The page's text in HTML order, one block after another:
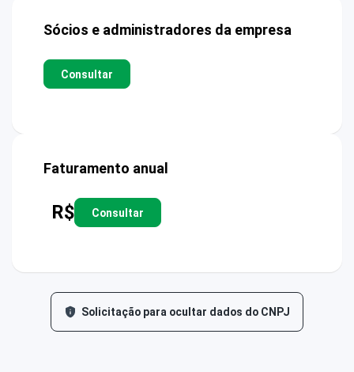
Sócios e administradores da empresa
Consultar
Faturamento anual
R$ Consultar
Solicitação para ocultar dados do CNPJ